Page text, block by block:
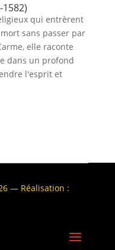
1582)
qui entrèrent
sans passer par
elle raconte
dans un profond
l'esprit et
— Réalisation :